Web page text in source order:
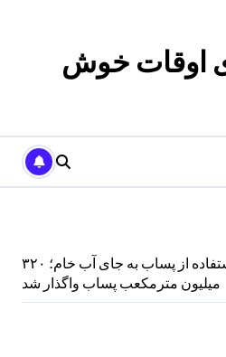
اوقات خوش
صنایع موظف به استفاده از پساب به جای آب خام؛ ۳۲۰
میلیون مترمکعب پساب واگذار شد